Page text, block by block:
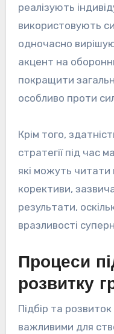
реалізують
використовують
одночасно
акцент на
покращити
особливо проти
Крім того,
стратегії під час
які можуть
корективи,
результати,
вразливості
Процеси
розвитку
Підбір та
важливими для